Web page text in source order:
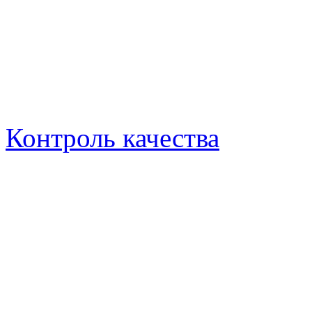
Контроль качества